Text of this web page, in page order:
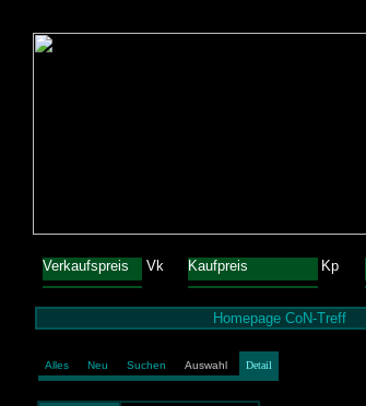
Verkaufspreis Vk Kaufpreis Kp
Homepage CoN-Treff
Alles Neu Suchen Auswahl Detail